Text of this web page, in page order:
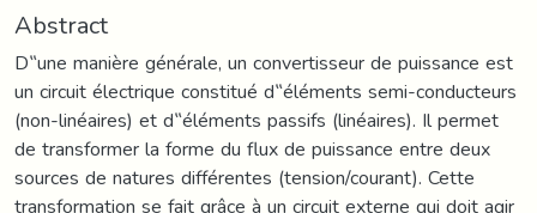
Abstract
D‟une manière générale, un convertisseur de puissance est
un circuit électrique constitué d‟éléments semi-conducteurs
(non-linéaires) et d‟éléments passifs (linéaires). Il permet
de transformer la forme du flux de puissance entre deux
sources de natures différentes (tension/courant). Cette